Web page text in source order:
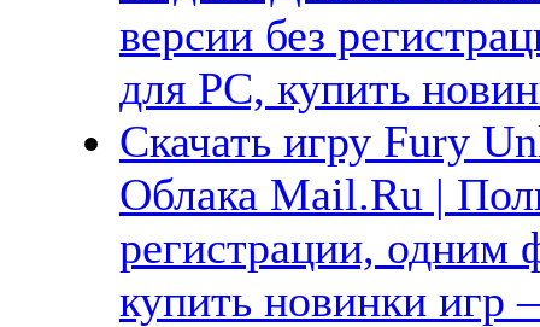
версии без
для PC, купить
Скачать игру Fury
Облака Mail.Ru |
регистрации, одним
купить новинки